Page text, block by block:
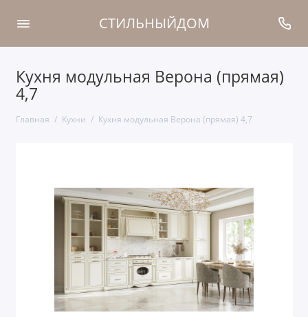
СТИЛЬНЫЙДОМ
Кухня модульная Верона (прямая)
4,7
Главная Кухни Кухня модульная Верона (прямая) 4,7